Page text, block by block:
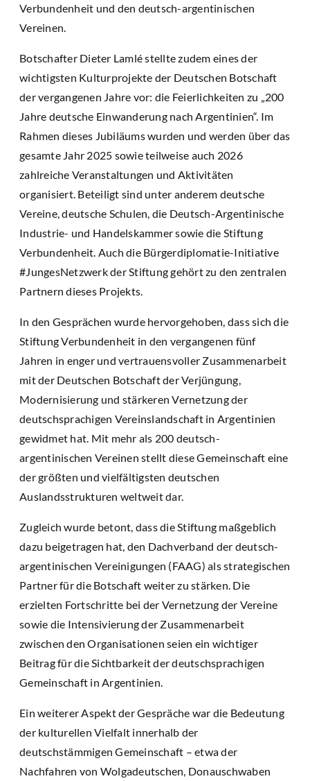
Verbundenheit und den deutsch-argentinischen
Vereinen.
Botschafter Dieter Lamlé stellte zudem eines der
wichtigsten Kulturprojekte der Deutschen Botschaft
der vergangenen Jahre vor: die Feierlichkeiten zu „200
Jahre deutsche Einwanderung nach Argentinien“. Im
Rahmen dieses Jubiläums wurden und werden über das
gesamte Jahr 2025 sowie teilweise auch 2026
zahlreiche Veranstaltungen und Aktivitäten
organisiert. Beteiligt sind unter anderem deutsche
Vereine, deutsche Schulen, die Deutsch-Argentinische
Industrie- und Handelskammer sowie die Stiftung
Verbundenheit. Auch die Bürgerdiplomatie-Initiative
#JungesNetzwerk der Stiftung gehört zu den zentralen
Partnern dieses Projekts.
In den Gesprächen wurde hervorgehoben, dass sich die
Stiftung Verbundenheit in den vergangenen fünf
Jahren in enger und vertrauensvoller Zusammenarbeit
mit der Deutschen Botschaft der Verjüngung,
Modernisierung und stärkeren Vernetzung der
deutschsprachigen Vereinslandschaft in Argentinien
gewidmet hat. Mit mehr als 200 deutsch-
argentinischen Vereinen stellt diese Gemeinschaft eine
der größten und vielfältigsten deutschen
Auslandsstrukturen weltweit dar.
Zugleich wurde betont, dass die Stiftung maßgeblich
dazu beigetragen hat, den Dachverband der deutsch-
argentinischen Vereinigungen (FAAG) als strategischen
Partner für die Botschaft weiter zu stärken. Die
erzielten Fortschritte bei der Vernetzung der Vereine
sowie die Intensivierung der Zusammenarbeit
zwischen den Organisationen seien ein wichtiger
Beitrag für die Sichtbarkeit der deutschsprachigen
Gemeinschaft in Argentinien.
Ein weiterer Aspekt der Gespräche war die Bedeutung
der kulturellen Vielfalt innerhalb der
deutschstämmigen Gemeinschaft – etwa der
Nachfahren von Wolgadeutschen, Donauschwaben